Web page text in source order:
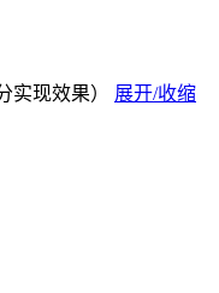
实现效果） 展开/收缩